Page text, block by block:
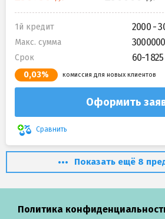
1й кредит 2000 -
Макс. сумма 3000000
Срок 60-1
0,03% комиссия для новых клиентов
Оформить
Сравнить
Показать ещё 8
Политика